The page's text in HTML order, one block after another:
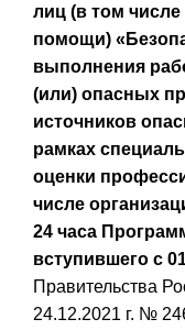
лиц (в том числе
помощи)
выполнения
(или) опасных
источников
рамках
оценки
числе
24 часа
вступившего с
Правительства
24.12.2021 г. №